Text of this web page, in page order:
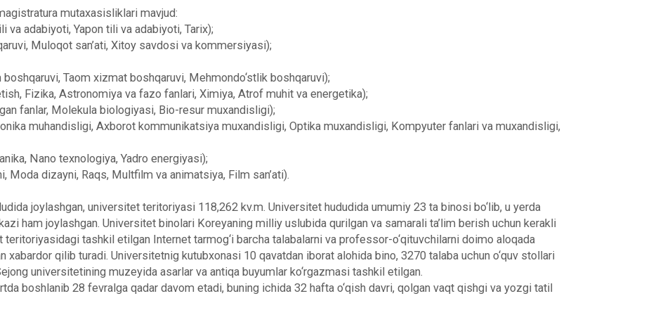
mutaxasisliklari mavjud:
va adabiyoti, Yapon tili va adabiyoti, Tarix);
Muloqot san’ati, Xitoy savdosi va kommersiyasi);
Taom xizmat boshqaruvi, Mehmondo‘stlik boshqaruvi);
Fizika, Astronomiya va fazo fanlari, Ximiya, Atrof muhit va energetika);
fanlar, Molekula biologiyasi, Bio-resur muxandisligi);
muhandisligi, Axborot kommunikatsiya muxandisligi, Optika muxandisligi, Kompyuter fanlari va muxandisligi,
Nano texnologiya, Yadro energiyasi);
Moda dizayni, Raqs, Multfilm va animatsiya, Film san’ati).
joylashgan, universitet teritoriyasi 118,262 kv.m. Universitet hududida umumiy 23 ta binosi bo‘lib, u yerda
ham joylashgan. Universitet binolari Koreyaning milliy uslubida qurilgan va samarali ta’lim berish uchun kerakli
teritoriyasidagi tashkil etilgan Internet tarmog‘i barcha talabalarni va professor-o‘qituvchilarni doimo aloqada
xabardor qilib turadi. Universitetnig kutubxonasi 10 qavatdan iborat alohida bino, 3270 talaba uchun o‘quv stollari
universitetining muzeyida asarlar va antiqa buyumlar ko‘rgazmasi tashkil etilgan.
boshlanib 28 fevralga qadar davom etadi, buning ichida 32 hafta o‘qish davri, qolgan vaqt qishgi va yozgi tatil